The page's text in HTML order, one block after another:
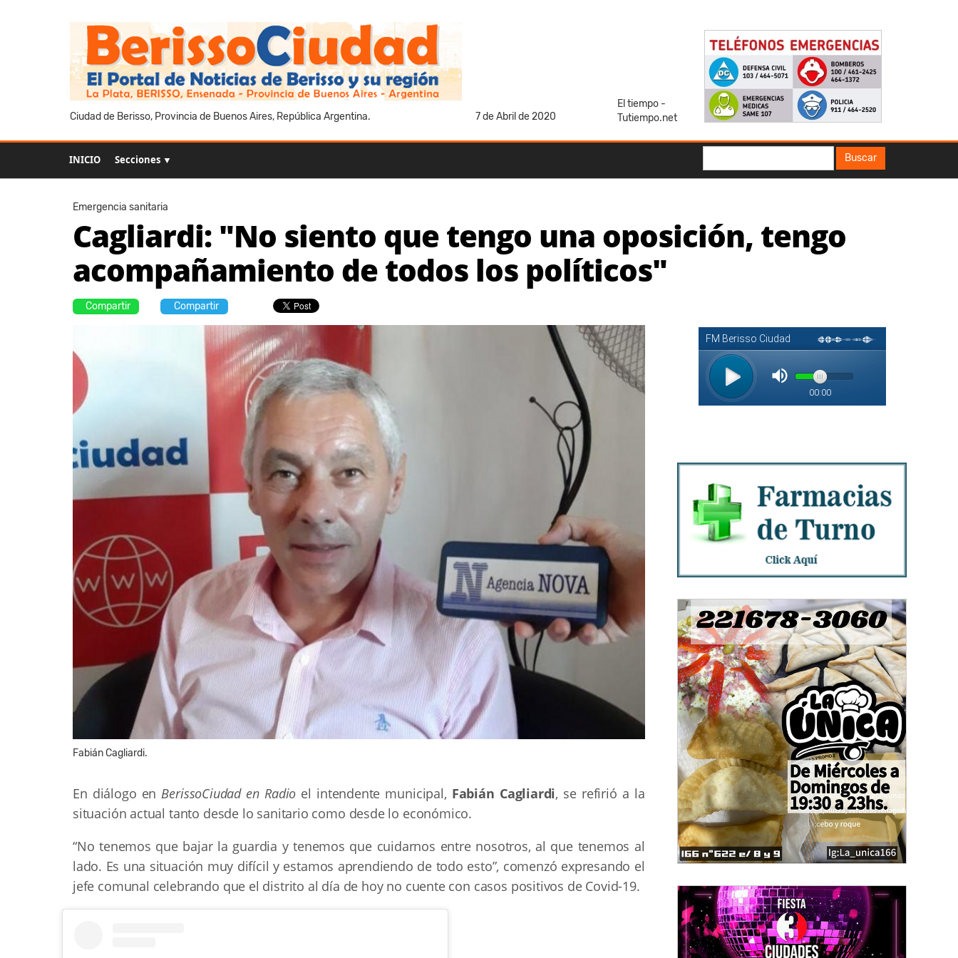
Ciudad de Berisso, Provincia de Buenos Aires, República Argentina. 7 de Abril de 2020
El tiempo -
Tutiempo.net
INICIO Secciones ▼ Buscar
Emergencia sanitaria
Cagliardi: "No siento que tengo una oposición, tengo
acompañamiento de todos los políticos"
Compartir Compartir
Fabián Cagliardi.
En diálogo en BerissoCiudad en Radio el intendente municipal, Fabián Cagliardi, se refirió a la
situación actual tanto desde lo sanitario como desde lo económico.
“No tenemos que bajar la guardia y tenemos que cuidarnos entre nosotros, al que tenemos al
lado. Es una situación muy difícil y estamos aprendiendo de todo esto”, comenzó expresando el
jefe comunal celebrando que el distrito al día de hoy no cuente con casos positivos de Covid-19.